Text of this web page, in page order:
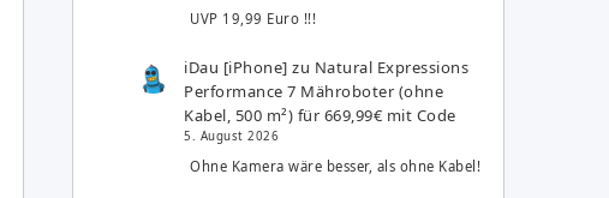
UVP 19,99 Euro !!!
iDau [iPhone] zu Natural Expressions
Performance 7 Mähroboter (ohne
Kabel, 500 m²) für 669,99€ mit Code
5. August 2026
Ohne Kamera wäre besser, als ohne Kabel!